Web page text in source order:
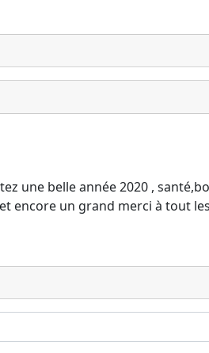
une belle année 2020 ,
encore un grand merci à tout